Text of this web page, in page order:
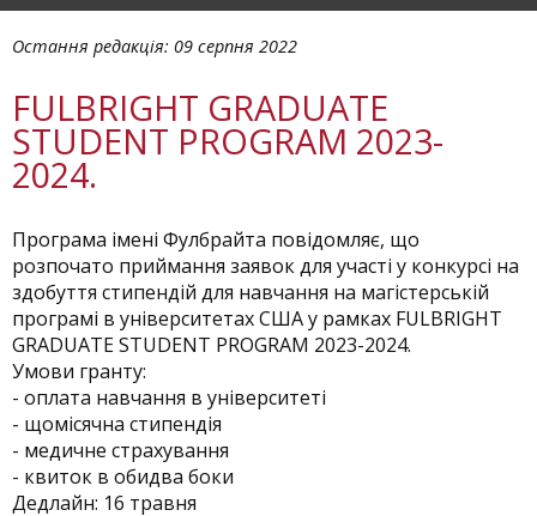
Остання редакція: 09 серпня 2022
FULBRIGHT GRADUATE
STUDENT PROGRAM 2023-
2024.
Програма імені Фулбрайта повідомляє, що
розпочато приймання заявок для участі у конкурсі на
здобуття стипендій для навчання на магістерській
програмі в університетах США у рамках FULBRIGHT
GRADUATE STUDENT PROGRAM 2023-2024.
Умови гранту:
- оплата навчання в університеті
- щомісячна стипендія
- медичне страхування
- квиток в обидва боки
Дедлайн: 16 травня